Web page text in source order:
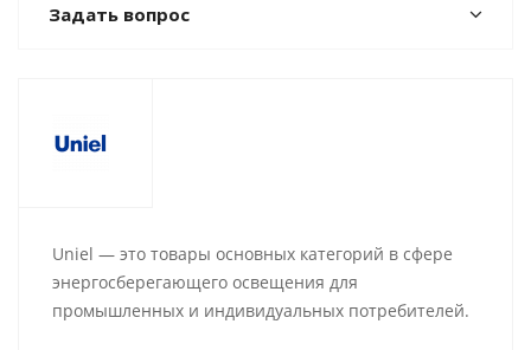
Задать вопрос
Uniel — это товары основных категорий в сфере
энергосберегающего освещения для
промышленных и индивидуальных потребителей.